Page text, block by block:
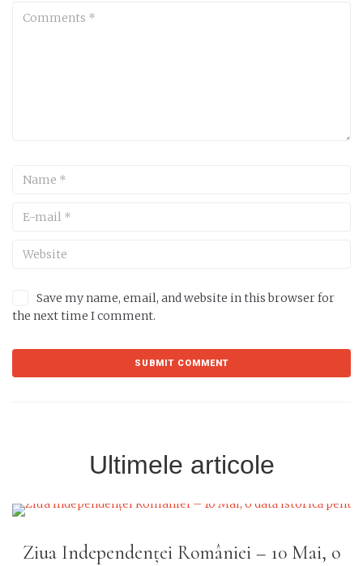
Save my name, email, and website in this browser for
the next time I comment.
Ultimele articole
României – 10 Mai, o